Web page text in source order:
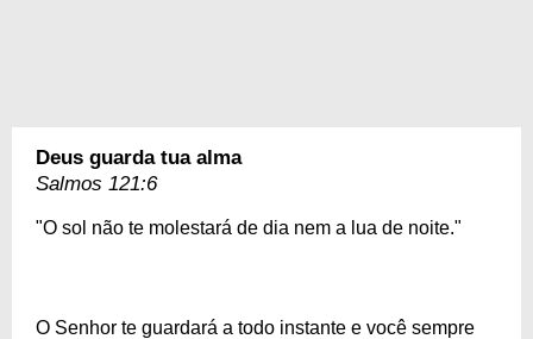
Deus guarda tua alma
Salmos 121:6
"O sol não te molestará de dia nem a lua de noite."
O Senhor te guardará a todo instante e você sempre